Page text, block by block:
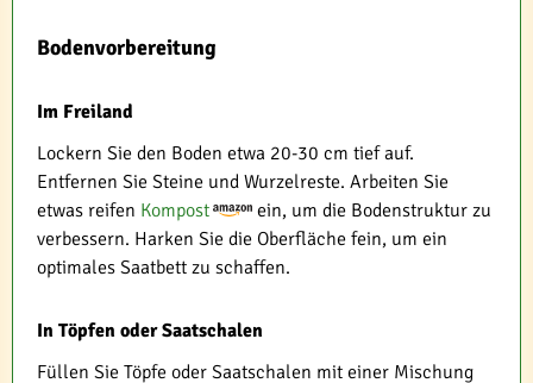
Bodenvorbereitung
Im Freiland
Lockern Sie den Boden etwa 20-30 cm tief auf.
Entfernen Sie Steine und Wurzelreste. Arbeiten Sie
etwas reifen Kompost
ein, um die Bodenstruktur zu
verbessern. Harken Sie die Oberfläche fein, um ein
optimales Saatbett zu schaffen.
In Töpfen oder Saatschalen
Füllen Sie Töpfe oder Saatschalen mit einer Mischung